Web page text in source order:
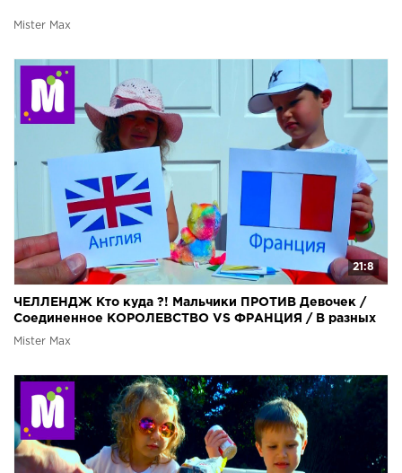
Mister Max
21:8
ЧЕЛЛЕНДЖ Кто куда ?! Мальчики ПРОТИВ Девочек /
Соединенное КОРОЛЕВСТВО VS ФРАНЦИЯ / В разных
СТРАНАХ
Mister Max